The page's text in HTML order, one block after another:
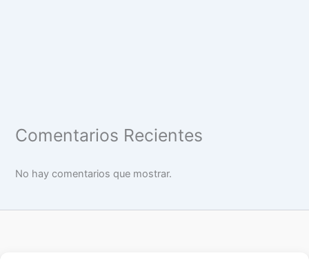
Comentarios Recientes
No hay comentarios que mostrar.